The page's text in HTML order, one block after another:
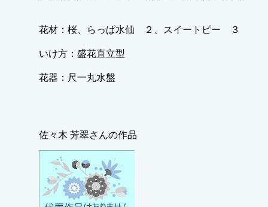
花材：桜、らっぱ水仙 ２、スイートピー ３
いけ方：盛花直立型
花器：尺一丸水盤
佐々木 芳翠さんの作品